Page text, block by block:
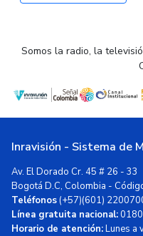
Somos la radio, la
Inravisión - Sistema de
Av. El Dorado Cr. 45 # 26 - 33
Bogotá D.C, Colombia -
Teléfonos(+57)(601)
Línea gratuita nacional:
Horario de atención:Lunes a